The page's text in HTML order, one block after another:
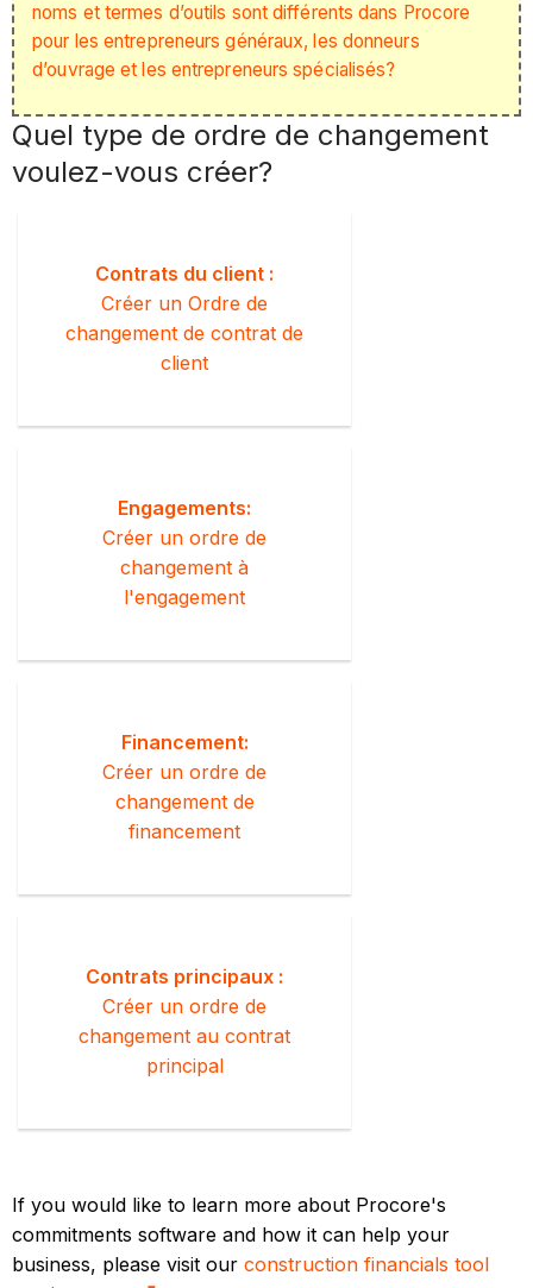
noms et termes d’outils sont différents dans Procore
pour les entrepreneurs généraux, les donneurs
d’ouvrage et les entrepreneurs spécialisés?
Quel type de ordre de changement
voulez-vous créer?
Contrats du client :
Créer un Ordre de
changement de contrat de
client
Engagements:
Créer un ordre de
changement à
l'engagement
Financement:
Créer un ordre de
changement de
financement
Contrats principaux :
Créer un ordre de
changement au contrat
principal
If you would like to learn more about Procore's
commitments software and how it can help your
business, please visit ourconstruction financials tool